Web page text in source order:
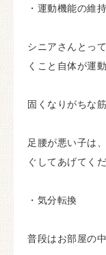
・運動機能の維持
シニアさんとっ
くこと自体が運
固くなりがちな
足腰が悪い子は
ぐしてあげてく
・気分転換
普段はお部屋の